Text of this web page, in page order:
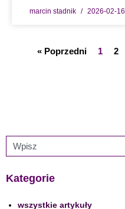
marcin stadnik 2026-02-16
« Poprzedni 1 2
Kategorie
wszystkie artykuły